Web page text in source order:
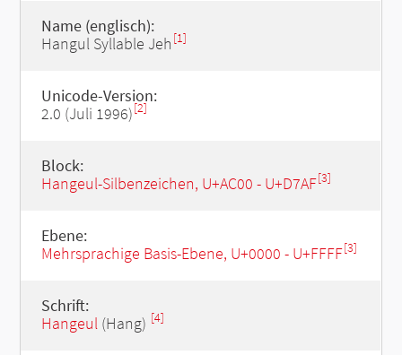
Name (englisch):
Hangul Syllable Jeh [1]
Unicode-Version:
2.0 (Juli 1996)[2]
Block:
Hangeul-Silbenzeichen, U+AC00 - U+D7AF[3]
Ebene:
Mehrsprachige Basis-Ebene, U+0000 - U+FFFF[3]
Schrift:
Hangeul(Hang) [4]